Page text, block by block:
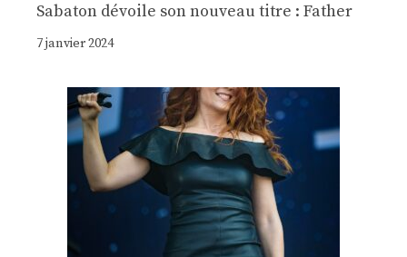
Sabaton dévoile son nouveau titre : Father
7 janvier 2024